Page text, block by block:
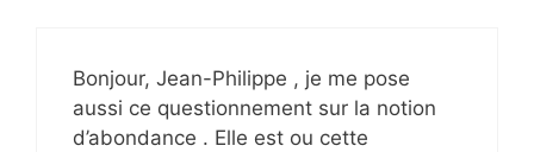
Bonjour, Jean-Philippe , je me pose
aussi ce questionnement sur la notion
d’abondance . Elle est ou cette